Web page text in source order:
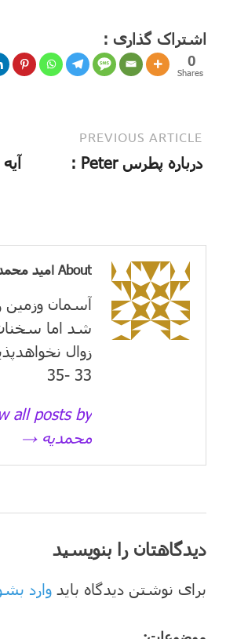
اشتراک گذاری :
0
Shares
PREVIOUS ARTICLE
درباره پطرس Peter :
About امید محمدیه
آسمان وزمین
شد اما
زوال
33 -35
محمدیه →
دیدگاهتان را بنویسید
برای نوشتن دیدگاه باید وارد